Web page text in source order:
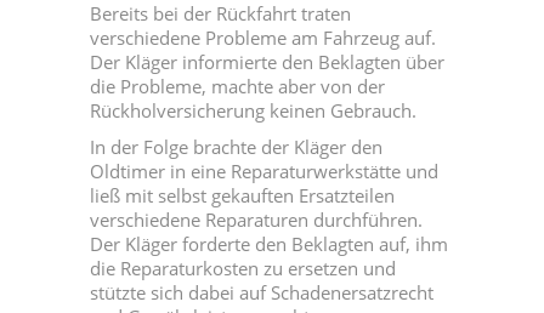
Bereits bei der Rückfahrt traten
verschiedene Probleme am Fahrzeug auf.
Der Kläger informierte den Beklagten über
die Probleme, machte aber von der
Rückholversicherung keinen Gebrauch.
In der Folge brachte der Kläger den
Oldtimer in eine Reparaturwerkstätte und
ließ mit selbst gekauften Ersatzteilen
verschiedene Reparaturen durchführen.
Der Kläger forderte den Beklagten auf, ihm
die Reparaturkosten zu ersetzen und
stützte sich dabei auf Schadenersatzrecht